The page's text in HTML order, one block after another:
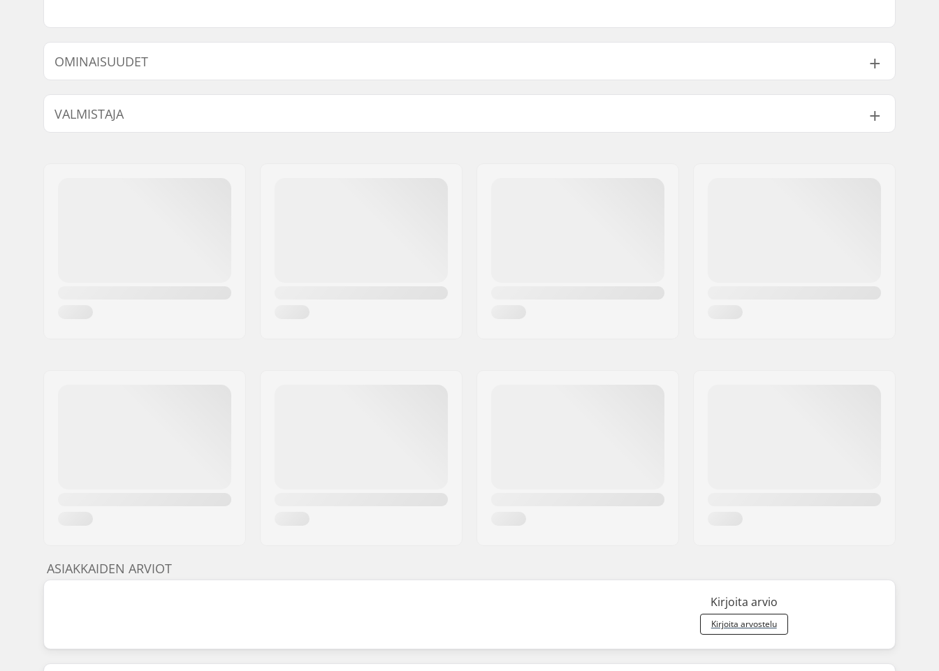
OMINAISUUDET
Renkaan halkaisija:
200mm
Renkaan leveys:
Rengastyyppi: Ilmarengas
VALMISTAJA
ASIAKKAIDEN ARVIOT
Kirjoita arvio
Kirjoita arvostelu